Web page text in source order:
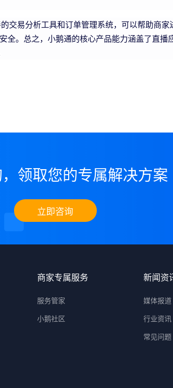
易分析工具和订单管理系统，可以帮助商家
全。总之，小鹅通的核心产品能力涵盖了直播
领取您的专属解决方案
立即咨询
商家专属服务
服务管家
小鹅社区
新闻资
媒体报道
行业资讯
常见问题